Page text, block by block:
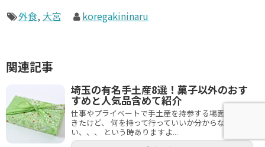
外食, 大宮 koregakininaru
関連記事
埼玉の有名手土産8選！菓子以外のおす
すめと人気品含めて紹介
仕事やプライベートで手土産を持参する場面が出て
きたけど、 何を持って行っていいか分からな
い、、、 という時ありますよ...